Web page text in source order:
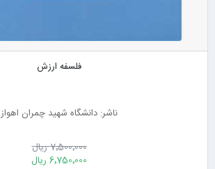
فلسفه ارزش
ناشر: دانشگاه شهید چمران اهواز
7٬500٬000 ریال
6٬750٬000 ریال